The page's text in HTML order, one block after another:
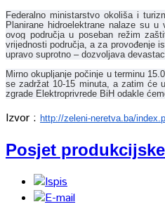
Federalno ministarstvo okoliša i
Planirane hidroelektrane nalaze su u
ovog područja u poseban režim
vrijednosti područja, a za provođenje
upravo suprotno – dozvoljava
Mirno okupljanje počinje u terminu
se zadržat 10-15 minuta, a zatim će
zgrade Elektroprivrede BiH odakle
Izvor : http://zeleni-neretva.ba/
Posjet